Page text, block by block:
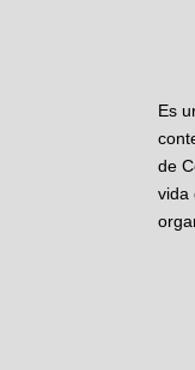
Es
de
vida